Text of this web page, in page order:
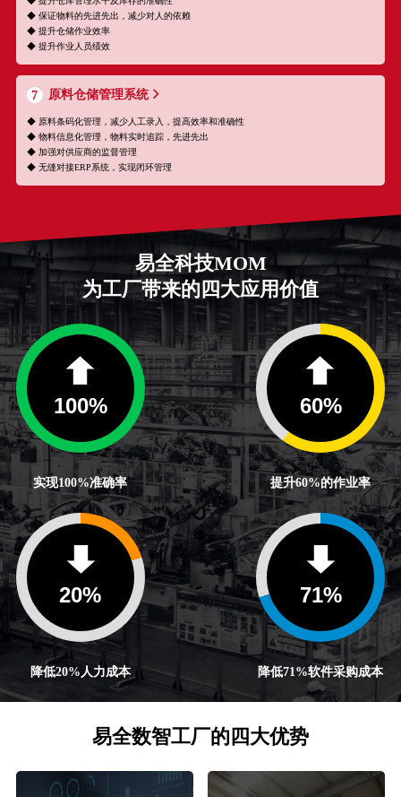
◆ 保证物料的先进先出，减少对人的依赖
◆ 提升仓储作业效率
◆ 提升作业人员绩效
7 原料仓储管理系统
◆ 原料条码化管理，减少人工录入，提高效率和准确性
◆ 物料信息化管理，物料实时追踪，先进先出
◆ 加强对供应商的监督管理
◆ 无缝对接ERP系统，实现闭环管理
易全科技MOM
为工厂带来的四大应用价值
100%
实现100%准确率
60%
提升60%的作业率
20%
降低20%人力成本
71%
降低71%软件采购成本
易全数智工厂的四大优势